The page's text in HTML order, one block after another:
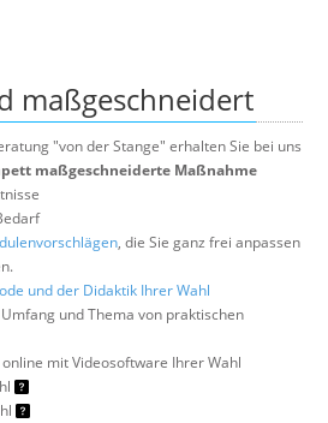
maßgeschneidert
"von der Stange" erhalten Sie bei uns
maßgeschneiderte Maßnahme
, die Sie ganz frei anpassen
und der Didaktik Ihrer Wahl
und Thema von praktischen
mit Videosoftware Ihrer Wahl